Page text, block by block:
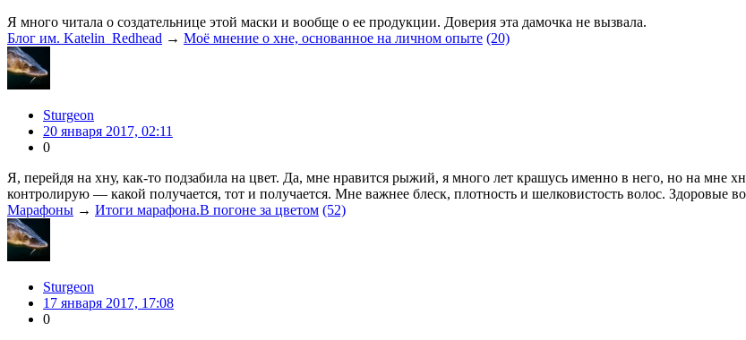
Я много читала о создательнице этой маски и вообще о ее продукции. Доверия эта дамочка не вызвала.
Блог им. Katelin_Redhead → Моё мнение о хне, основанное на личном опыте (20)
Sturgeon
20 января 2017, 02:11
0
Я, перейдя на хну, как-то подзабила на цвет. Да, мне нравится рыжий, я много лет крашусь именно в него, но на мне
контролирую — какой получается, тот и получается. Мне важнее блеск, плотность и шелковистость волос. Здоровые
Марафоны → Итоги марафона.В погоне за цветом (52)
Sturgeon
17 января 2017, 17:08
0